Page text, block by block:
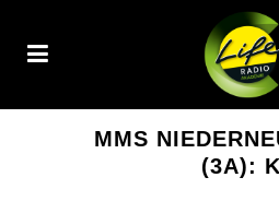
MMS
(3A):